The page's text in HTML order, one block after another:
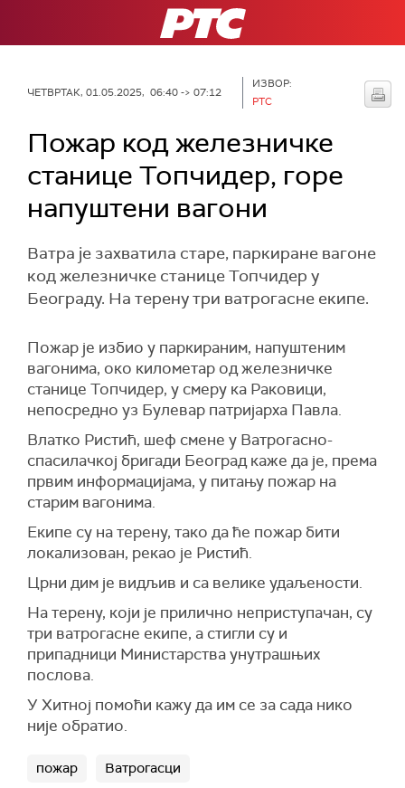
РТС
ЧЕТВРТАК, 01.05.2025, 06:40 -> 07:12
ИЗВОР:
РТС
Пожар код железничке
станице Топчидер, горе
напуштени вагони
Ватра је захватила старе, паркиране вагоне
код железничке станице Топчидер у
Београду. На терену три ватрогасне екипе.
Пожар је избио у паркираним, напуштеним
вагонима, око километар од железничке
станице Топчидер, у смеру ка Раковици,
непосредно уз Булевар патријарха Павла.
Влатко Ристић, шеф смене у Ватрогасно-
спасилачкој бригади Београд каже да је, према
првим информацијама, у питању пожар на
старим вагонима.
Екипе су на терену, тако да ће пожар бити
локализован, рекао је Ристић.
Црни дим је видљив и са велике удаљености.
На терену, који је прилично неприступачан, су
три ватрогасне екипе, а стигли су и
припадници Министарства унутрашњих
послова.
У Хитној помоћи кажу да им се за сада нико
није обратио.
пожар Ватрогасци